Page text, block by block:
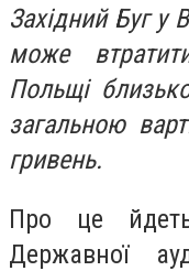
Західний Буг у
може
Польщі
загальною
гривень.
Про це
Державної